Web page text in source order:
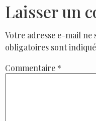
Laisser un
Votre adresse e-mail ne
obligatoires sont
Commentaire *